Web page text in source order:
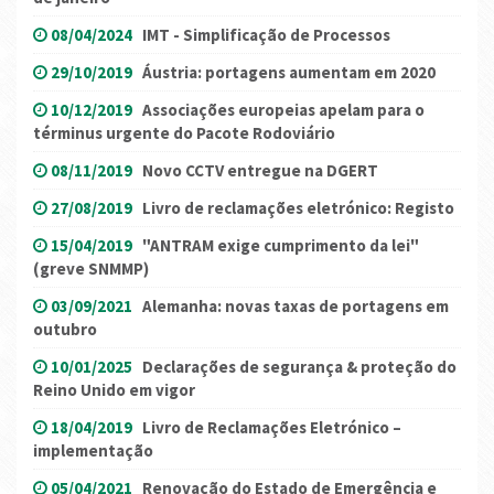
08/04/2024 IMT - Simplificação de Processos
29/10/2019 Áustria: portagens aumentam em 2020
10/12/2019 Associações europeias apelam para o
términus urgente do Pacote Rodoviário
08/11/2019 Novo CCTV entregue na DGERT
27/08/2019 Livro de reclamações eletrónico: Registo
15/04/2019 "ANTRAM exige cumprimento da lei"
(greve SNMMP)
03/09/2021 Alemanha: novas taxas de portagens em
outubro
10/01/2025 Declarações de segurança & proteção do
Reino Unido em vigor
18/04/2019 Livro de Reclamações Eletrónico –
implementação
05/04/2021 Renovação do Estado de Emergência e